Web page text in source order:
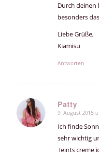
Durch deinen
besonders
Liebe Grüße,
Kiamisu
Antworten
Patty
sagte:
9. August 2015
Ich finde
sehr wichtig
Teints creme